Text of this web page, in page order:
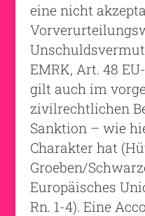
eine nicht
EMRK, Art. 48
gilt auch im
zivilrechtlichen
Sanktion – wie
Charakter hat
Groeben/
Europäisches
Rn. 1-4). Eine